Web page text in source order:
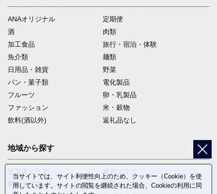
ANAオリジナル
定期便
酒
肉類
加工食品
旅行・宿泊・体験
魚介類
麺類
日用品・雑貨
野菜
パン・菓子類
電化製品
フルーツ
卵・乳製品
ファッション
米・穀物
飲料(酒以外)
返礼品なし
地域から探す
北海道エリア
関東エリア
東北エリア
中部エリア
当サイトでは、サイト利便性向上のため、クッキー（Cookie）を使
用しています。サイトの閲覧を継続された場合、Cookieの利用に同